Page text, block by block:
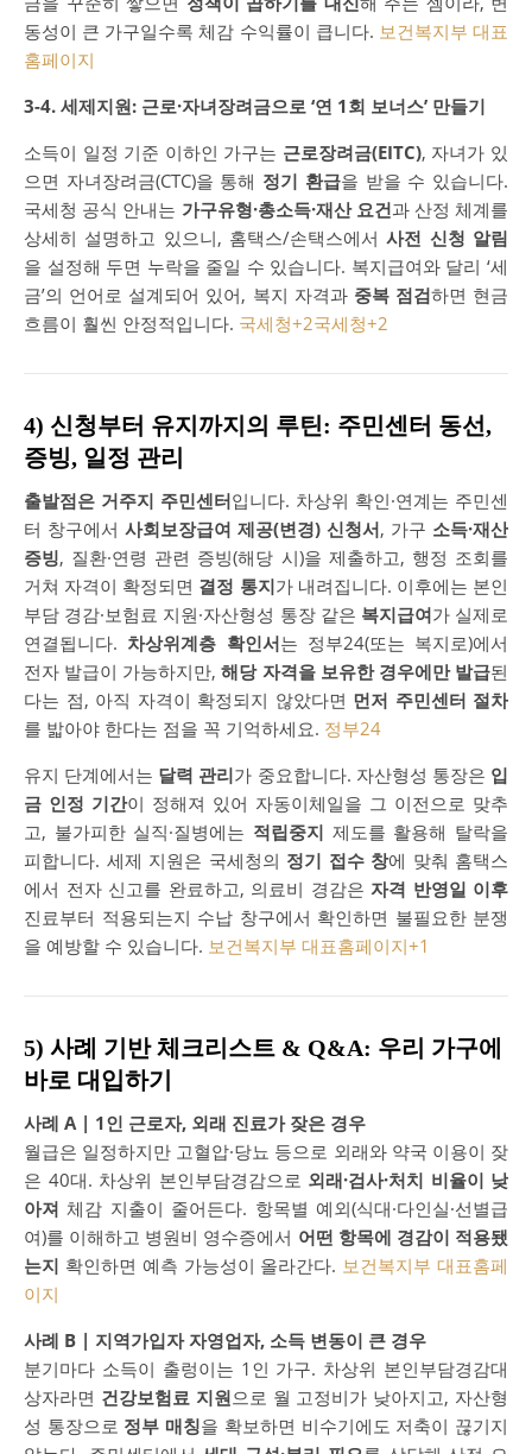
동성이 큰 가구일수록 체감 수익률이 큽니다. 보건복지부 대표
홈페이지
3-4. 세제지원: 근로·자녀장려금으로 ‘연 1회 보너스’ 만들기
소득이 일정 기준 이하인 가구는 근로장려금(EITC), 자녀가 있
으면 자녀장려금(CTC)을 통해 정기 환급을 받을 수 있습니다.
국세청 공식 안내는 가구유형·총소득·재산 요건과 산정 체계를
상세히 설명하고 있으니, 홈택스/손택스에서사전 신청 알림
을 설정해 두면 누락을 줄일 수 있습니다. 복지급여와 달리 ‘세
금’의 언어로 설계되어 있어, 복지 자격과 중복 점검하면 현금
흐름이 훨씬 안정적입니다. 국세청+2국세청+2
4) 신청부터 유지까지의 루틴: 주민센터 동선,
증빙, 일정 관리
출발점은 거주지 주민센터입니다. 차상위 확인·연계는 주민센
터 창구에서 사회보장급여 제공(변경) 신청서, 가구 소득·재산
증빙, 질환·연령 관련 증빙(해당 시)을 제출하고, 행정 조회를
거쳐 자격이 확정되면 결정 통지가 내려집니다. 이후에는 본인
부담 경감·보험료 지원·자산형성 통장 같은 복지급여가 실제로
연결됩니다. 차상위계층 확인서는 정부24(또는 복지로)에서
전자 발급이 가능하지만,해당 자격을 보유한 경우에만 발급된
다는 점, 아직 자격이 확정되지 않았다면 먼저 주민센터 절차
를 밟아야 한다는 점을 꼭 기억하세요. 정부24
유지 단계에서는 달력 관리가 중요합니다. 자산형성 통장은 입
금 인정 기간이 정해져 있어 자동이체일을 그 이전으로 맞추
고, 불가피한 실직·질병에는 적립중지 제도를 활용해 탈락을
피합니다. 세제 지원은 국세청의 정기 접수 창에 맞춰 홈택스
에서 전자 신고를 완료하고, 의료비 경감은 자격 반영일 이후
진료부터 적용되는지 수납 창구에서 확인하면 불필요한 분쟁
을 예방할 수 있습니다. 보건복지부 대표홈페이지+1
5) 사례 기반 체크리스트 & Q&A: 우리 가구에
바로 대입하기
사례 A | 1인 근로자, 외래 진료가 잦은 경우
월급은 일정하지만 고혈압·당뇨 등으로 외래와 약국 이용이 잦
은 40대. 차상위 본인부담경감으로 외래·검사·처치 비율이 낮
아져 체감 지출이 줄어든다. 항목별 예외(식대·다인실·선별급
여)를 이해하고 병원비 영수증에서 어떤 항목에 경감이 적용됐
는지 확인하면 예측 가능성이 올라간다. 보건복지부 대표홈페
이지
사례 B | 지역가입자 자영업자, 소득 변동이 큰 경우
분기마다 소득이 출렁이는 1인 가구. 차상위 본인부담경감대
상자라면 건강보험료 지원으로 월 고정비가 낮아지고, 자산형
성 통장으로 정부 매칭을 확보하면 비수기에도 저축이 끊기지